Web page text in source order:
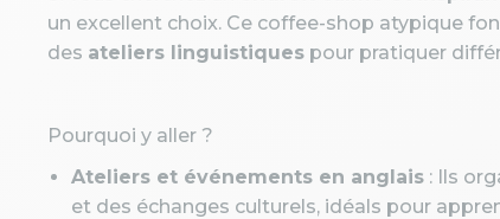
un excellent choix. Ce coffee-shop atypique
des ateliers linguistiques pour pratiquer
Pourquoi y aller ?
Ateliers et événements en anglais : Ils
et des échanges culturels, idéals pour